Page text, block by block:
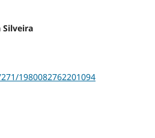
Silveira
1980082762201094